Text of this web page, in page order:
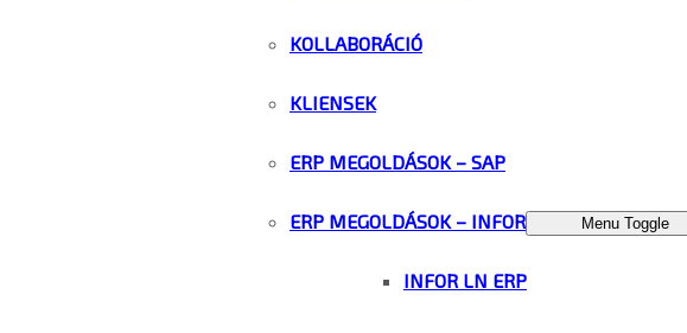
KOLLABORÁCIÓ
KLIENSEK
ERP MEGOLDÁSOK – SAP
ERP MEGOLDÁSOK – INFOR Menu Toggle
INFOR LN ERP